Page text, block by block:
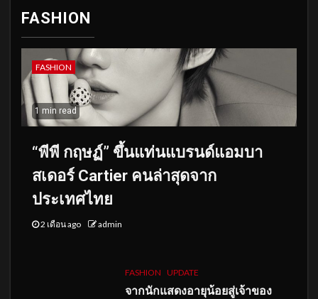
FASHION
FASHION
1 min read
“พีพี กฤษฏ์” ขึ้นแท่นแบรนด์แอมบา
สเดอร์ Cartier คนล่าสุดจาก
ประเทศไทย
2 เดือน ago admin
FASHION UPDATE
จากนักแสดงอายุน้อยสู่เจ้าของ